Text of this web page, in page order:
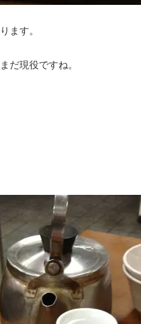
ます。
だ現役ですね。